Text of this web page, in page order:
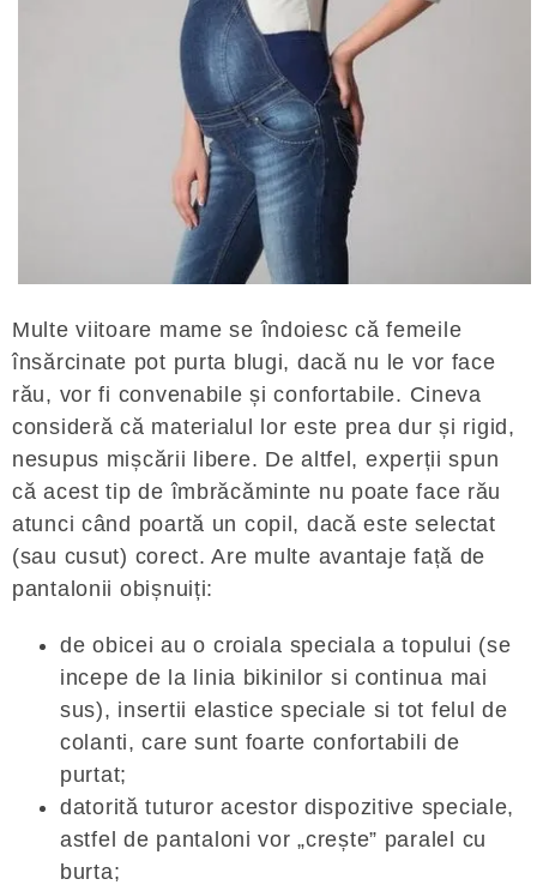
Multe viitoare mame se îndoiesc că femeile
însărcinate pot purta blugi, dacă nu le vor face
rău, vor fi convenabile și confortabile. Cineva
consideră că materialul lor este prea dur și rigid,
nesupus mișcării libere. De altfel, experții spun
că acest tip de îmbrăcăminte nu poate face rău
atunci când poartă un copil, dacă este selectat
(sau cusut) corect. Are multe avantaje față de
pantalonii obișnuiți:
de obicei au o croiala speciala a topului (se
incepe de la linia bikinilor si continua mai
sus), insertii elastice speciale si tot felul de
colanti, care sunt foarte confortabili de
purtat;
datorită tuturor acestor dispozitive speciale,
astfel de pantaloni vor „crește” paralel cu
burta;